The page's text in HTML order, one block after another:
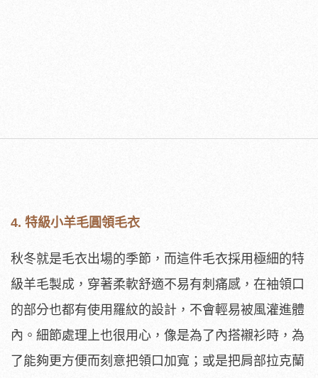
4. 特級小羊毛圓領毛衣
秋冬就是毛衣出場的季節，而這件毛衣採用極細的特
級羊毛製成，穿著柔軟舒適不易有刺痛感，在袖領口
的部分也都有使用羅紋的設計，不會輕易被風灌進體
內。細節處理上也很用心，像是為了內搭襯衫時，為
了能夠更方便而刻意把領口加寬；或是把肩部拉克蘭